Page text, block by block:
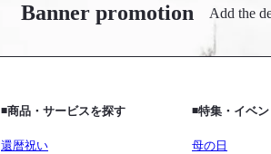
Banner promotion Add the
◾️商品・サービスを探す
還暦祝い
◾️特集・イベン
母の日